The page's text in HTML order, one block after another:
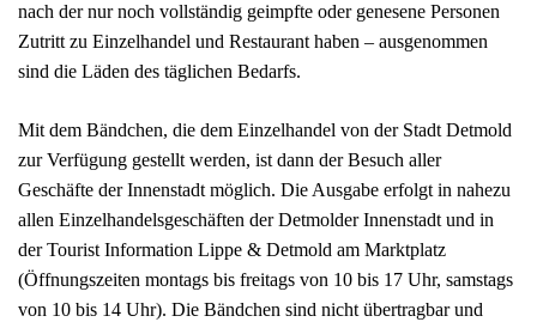
nach der nur noch vollständig geimpfte oder genesene Personen
Zutritt zu Einzelhandel und Restaurant haben – ausgenommen
sind die Läden des täglichen Bedarfs.
Mit dem Bändchen, die dem Einzelhandel von der Stadt Detmold
zur Verfügung gestellt werden, ist dann der Besuch aller
Geschäfte der Innenstadt möglich. Die Ausgabe erfolgt in nahezu
allen Einzelhandelsgeschäften der Detmolder Innenstadt und in
der Tourist Information Lippe & Detmold am Marktplatz
(Öffnungszeiten montags bis freitags von 10 bis 17 Uhr, samstags
von 10 bis 14 Uhr). Die Bändchen sind nicht übertragbar und